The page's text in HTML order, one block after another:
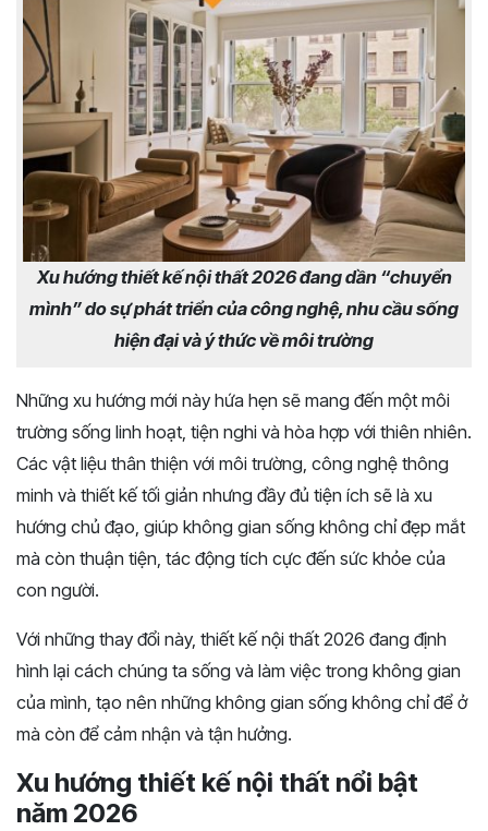
Xu hướng thiết kế nội thất 2026 đang dần “chuyển
mình” do sự phát triển của công nghệ, nhu cầu sống
hiện đại và ý thức về môi trường
Những xu hướng mới này hứa hẹn sẽ mang đến một môi
trường sống linh hoạt, tiện nghi và hòa hợp với thiên nhiên.
Các vật liệu thân thiện với môi trường, công nghệ thông
minh và thiết kế tối giản nhưng đầy đủ tiện ích sẽ là xu
hướng chủ đạo, giúp không gian sống không chỉ đẹp mắt
mà còn thuận tiện, tác động tích cực đến sức khỏe của
con người.
Với những thay đổi này, thiết kế nội thất 2026 đang định
hình lại cách chúng ta sống và làm việc trong không gian
của mình, tạo nên những không gian sống không chỉ để ở
mà còn để cảm nhận và tận hưởng.
Xu hướng thiết kế nội thất nổi bật
năm 2026